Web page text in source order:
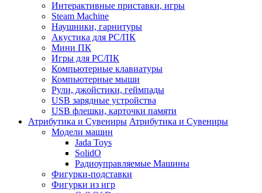
Интерактивные приставки, игры
Steam Machine
Наушники, гарнитуры
Акустика для PC/ПК
Мини ПК
Игры для PC/ПК
Компьютерные клавиатуры
Компьютерные мыши
Рули, джойстики, геймпады
USB зарядные устройства
USB флешки, карточки памяти
Атрибутика и Сувениры Атрибутика и Сувениры
Модели машин
Jada Toys
SolidO
Радиоуправляемые Машины
Фигурки-подставки
Фигурки из игр